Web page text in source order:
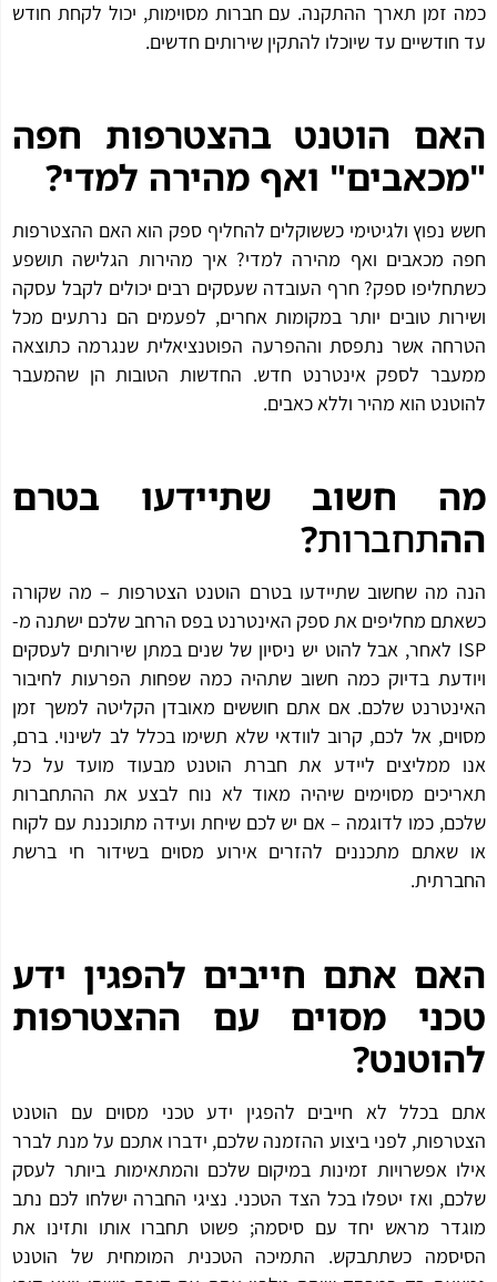
כמה זמן תארך ההתקנה. עם חברות מסוימות, יכול לקחת חודש
עד חודשיים עד שיוכלו להתקין שירותים חדשים.
האם הוטנט בהצטרפות חפה
"מכאבים" ואף מהירה למדי?
חשש נפוץ ולגיטימי כששוקלים להחליף ספק הוא האם ההצטרפות
חפה מכאבים ואף מהירה למדי? איך מהירות הגלישה תושפע
כשתחליפו ספק? חרף העובדה שעסקים רבים יכולים לקבל עסקה
ושירות טובים יותר במקומות אחרים, לפעמים הם נרתעים מכל
הטרחה אשר נתפסת וההפרעה הפוטנציאלית שנגרמה כתוצאה
ממעבר לספק אינטרנט חדש. החדשות הטובות הן שהמעבר
להוטנט הוא מהיר וללא כאבים.
מה חשוב שתיידעו בטרם
ההתחברות?
הנה מה שחשוב שתיידעו בטרם הוטנט הצטרפות – מה שקורה
כשאתם מחליפים את ספק האינטרנט בפס הרחב שלכם ישתנה מ-
ISP לאחר, אבל להוט יש ניסיון של שנים במתן שירותים לעסקים
ויודעת בדיוק כמה חשוב שתהיה כמה שפחות הפרעות לחיבור
האינטרנט שלכם. אם אתם חוששים מאובדן הקליטה למשך זמן
מסוים, ​​אל לכם, קרוב לוודאי שלא תשימו בכלל לב לשינוי. ברם,
אנו ממליצים ליידע את חברת הוטנט מבעוד מועד על כל
תאריכים מסוימים שיהיה מאוד לא נוח לבצע את ההתחברות
שלכם, כמו לדוגמה – אם יש לכם שיחת ועידה מתוכננת עם לקוח
או שאתם מתכננים להזרים אירוע מסוים בשידור חי ברשת
החברתית.
האם אתם חייבים להפגין ידע
טכני מסוים עם ההצטרפות
להוטנט?
אתם בכלל לא חייבים להפגין ידע טכני מסוים עם הוטנט
הצטרפות, לפני ביצוע ההזמנה שלכם, ידברו אתכם על מנת לברר
אילו אפשרויות זמינות במיקום שלכם והמתאימות ביותר לעסק
שלכם, ואז יטפלו בכל הצד הטכני. נציגי החברה ישלחו לכם נתב
מוגדר מראש יחד עם סיסמה; פשוט תחברו אותו ותזינו את
הסיסמה כשתתבקש. התמיכה הטכנית המומחית של הוטנט